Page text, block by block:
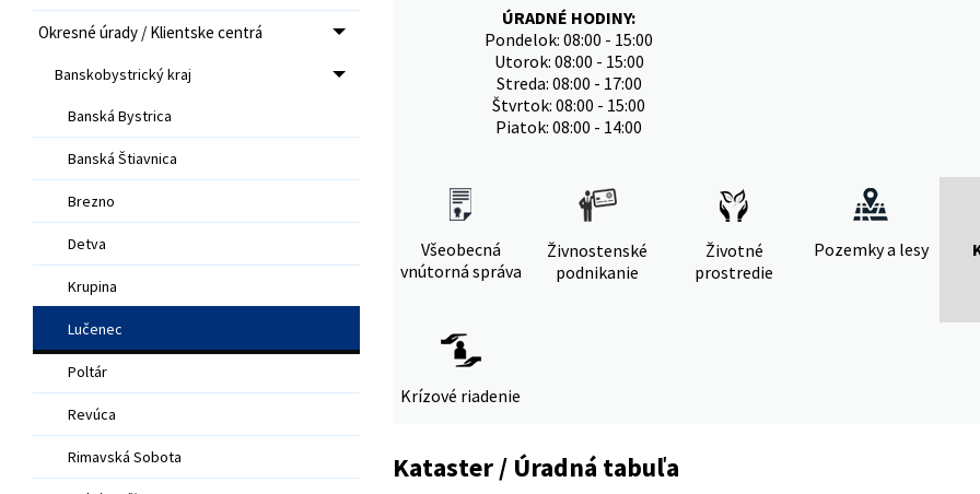
Okresné úrady / Klientske centrá
Banskobystrický kraj
Banská Bystrica
Banská Štiavnica
Brezno
Detva
Krupina
Lučenec
Poltár
Revúca
Rimavská Sobota
ÚRADNÉ HODINY:
Pondelok: 08:00 - 15:00
Utorok: 08:00 - 15:00
Streda: 08:00 - 17:00
Štvrtok: 08:00 - 15:00
Piatok: 08:00 - 14:00
Všeobecná
vnútorná správa
Živnostenské
podnikanie
Životné
prostredie
Pozemky a lesy
Krízové riadenie
Kataster / Úradná tabuľa